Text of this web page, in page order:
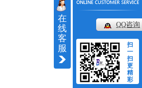
在
线
客
服
QQ咨询
扫
一
扫
更
精
彩